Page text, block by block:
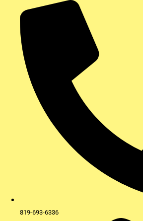
contenu
819-693-6336